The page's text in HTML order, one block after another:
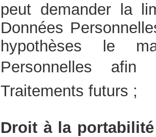
peut demander la
Données
hypothèses le
Personnelles afin
Traitements futurs ;
Droit à la